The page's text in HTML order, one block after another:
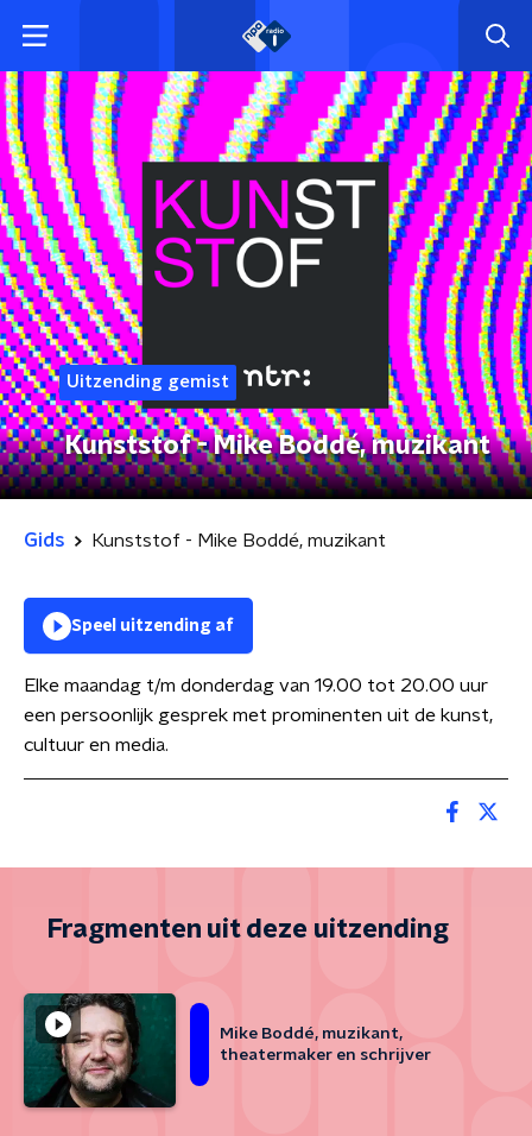
Uitzending gemist
Kunststof - Mike Boddé, muzikant
Gids Kunststof - Mike Boddé, muzikant
Speel uitzending af
Elke maandag t/m donderdag van 19.00 tot 20.00 uur
een persoonlijk gesprek met prominenten uit de kunst,
cultuur en media.
Fragmenten uit deze uitzending
Mike Boddé, muzikant,
theatermaker en schrijver